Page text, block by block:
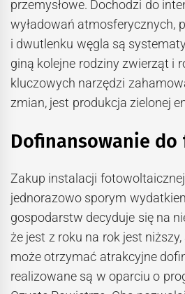
przemysłowe. Dochodzi do
wyładowań atmosferycznych,
i dwutlenku węgla są
giną kolejne rodziny zwierząt i
kluczowych narzędzi
zmian, jest produkcja zielonej
Dofinansowanie
Zakup instalacji
jednorazowo sporym
gospodarstw decyduje się na
że jest z roku na rok jest
może otrzymać atrakcyjne
realizowane są w oparciu o